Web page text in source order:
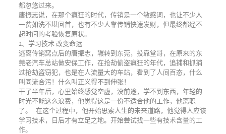
都忽悠过来。
唐振志说，在那个疯狂的时代，传销是一个敏感词，也让不少人
一贫如洗不堪回首，也有不少人靠传销快速发财，但最终都经不
起时间的考验恢复原状。
2、学习技术 改变命运
逃离传销窝点后的唐振志，辗转到东莞，投靠堂哥，在原来的东
莞老汽车总站做安保工作，在抢劫偷盗疯狂的年代，追捕和抓捕
过抢劫盗窃犯，也是在人流量大的车站，看到了人间百态，什么
叫同流合污！什么叫正义得不到伸张！
干了半年后，心里始终感觉空虚，没前途，学不到东西，年轻的
时光不能这么浪费，他觉得这是一份不适合他的工作，他离职
了。 在这个过程中，他开始思索人生的未来道路，他觉得人应该
学习技术，日后才有立足之地。开始尝试找一些有技术含量的工
作。